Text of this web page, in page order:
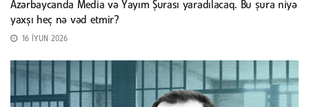
Azərbaycanda Media və Yayım Şurası yaradılacaq. Bu şura niyə
yaxşı heç nə vəd etmir?
16 İYUN 2026